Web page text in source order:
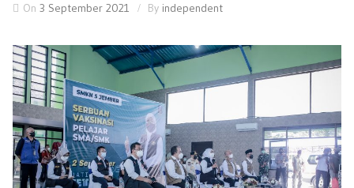
On 3 September 2021 By independent